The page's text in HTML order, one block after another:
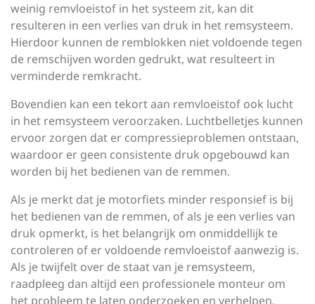
weinig remvloeistof in het systeem zit, kan dit
resulteren in een verlies van druk in het remsysteem.
Hierdoor kunnen de remblokken niet voldoende tegen
de remschijven worden gedrukt, wat resulteert in
verminderde remkracht.
Bovendien kan een tekort aan remvloeistof ook lucht
in het remsysteem veroorzaken. Luchtbelletjes kunnen
ervoor zorgen dat er compressieproblemen ontstaan,
waardoor er geen consistente druk opgebouwd kan
worden bij het bedienen van de remmen.
Als je merkt dat je motorfiets minder responsief is bij
het bedienen van de remmen, of als je een verlies van
druk opmerkt, is het belangrijk om onmiddellijk te
controleren of er voldoende remvloeistof aanwezig is.
Als je twijfelt over de staat van je remsysteem,
raadpleeg dan altijd een professionele monteur om
het probleem te laten onderzoeken en verhelpen.